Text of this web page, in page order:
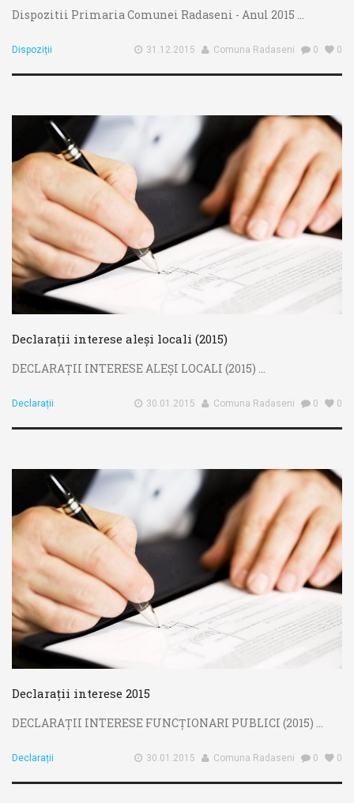
Dispozitii Primaria Comunei Radaseni - Anul 2015 ...
Dispoziții 31.12.2015 Comuna Radaseni 0 0
Declarații interese aleși locali (2015)
DECLARAȚII INTERESE ALEȘI LOCALI (2015) ...
Declarații 30.01.2015 Comuna Radaseni 0 0
Declarații interese 2015
DECLARAȚII INTERESE FUNCȚIONARI PUBLICI (2015) ...
Declarații 30.01.2015 Comuna Radaseni 0 0